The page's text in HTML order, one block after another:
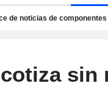
de noticias de componentes
sin